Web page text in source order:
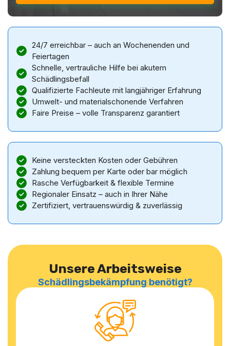
24/7 erreichbar – auch an Wochenenden und
Feiertagen
Schnelle, vertrauliche Hilfe bei akutem
Schädlingsbefall
Qualifizierte Fachleute mit langjähriger Erfahrung
Umwelt- und materialschonende Verfahren
Faire Preise – volle Transparenz garantiert
Keine versteckten Kosten oder Gebühren
Zahlung bequem per Karte oder bar möglich
Rasche Verfügbarkeit & flexible Termine
Regionaler Einsatz – auch in Ihrer Nähe
Zertifiziert, vertrauenswürdig & zuverlässig
Unsere Arbeitsweise
Schädlingsbekämpfung benötigt?